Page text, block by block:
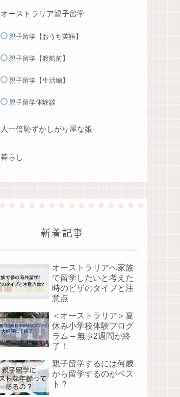
オーストラリア親子留学
親子留学【おうち英語】
親子留学【渡航前】
親子留学【生活編】
親子留学体験談
人一倍恥ずかしがり屋な娘
暮らし
新着記事
オーストラリアへ家族
で留学したいと考えた
時のビザのタイプと注
意点
＜オーストラリア＞夏
休み小学校体験プログ
ラム – 無事2週間が終
了！
親子留学するには何歳
から留学するのがベス
ト？